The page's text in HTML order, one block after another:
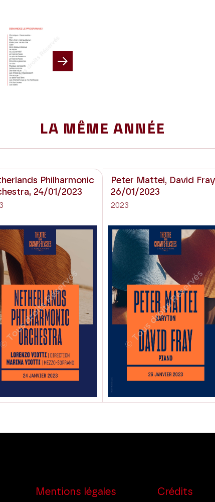
LA MÊME ANNÉE
Philharmonic
24/01/2023
Peter Mattei, David
26/01/2023
2023
Mentions légales Crédits